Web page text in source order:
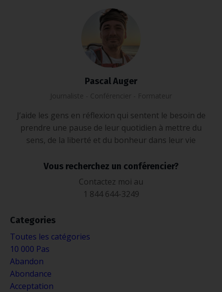
Pascal Auger
Journaliste - Conférencier - Formateur
J’aide les gens en réflexion qui sentent le besoin de
prendre une pause de leur quotidien à mettre du
sens, de la liberté et du bonheur dans leur vie
Vous recherchez un conférencier?
Contactez moi au
1 844 644-3249
Categories
Toutes les catégories
10 000 Pas
Abandon
Abondance
Acceptation